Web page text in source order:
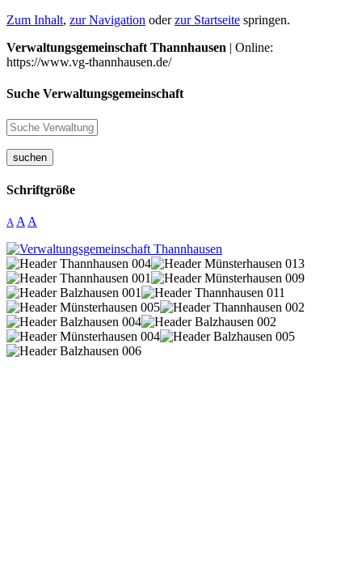
Zum Inhalt, zur Navigation oderzur Startseite springen.
Verwaltungsgemeinschaft Thannhausen | Online:
https://www.vg-thannhausen.de/
Suche Verwaltungsgemeinschaft
suchen
Schriftgröße
A A A